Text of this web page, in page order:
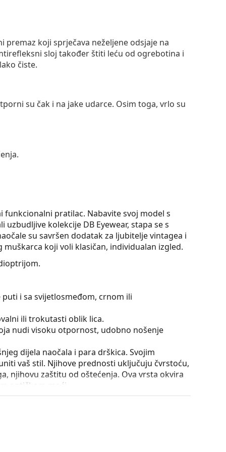
premaz koji sprječava neželjene odsjaje na
sloj također štiti leću od ogrebotina i
čiste.
su čak i na jake udarce. Osim toga, vrlo su
funkcionalni pratilac. Nabavite svoj model s
kolekcije DB Eyewear, stapa se s
su savršen dodatak za ljubitelje vintagea i
koji voli klasičan, individualan izgled.
i sa svijetlosmeđom, crnom ili
ili trokutasti oblik lica.
nudi visoku otpornost, udobno nošenje
dijela naočala i para drškica. Svojim
vaš stil. Njihove prednosti uključuju čvrstoću,
njihovu zaštitu od oštećenja. Ova vrsta okvira
optičkom moći.
drškica za više od 90° i omogućuje udobnije
lom i duže zadržava pravilno podešavanje.
i njena izvedba mogu se razlikovati.